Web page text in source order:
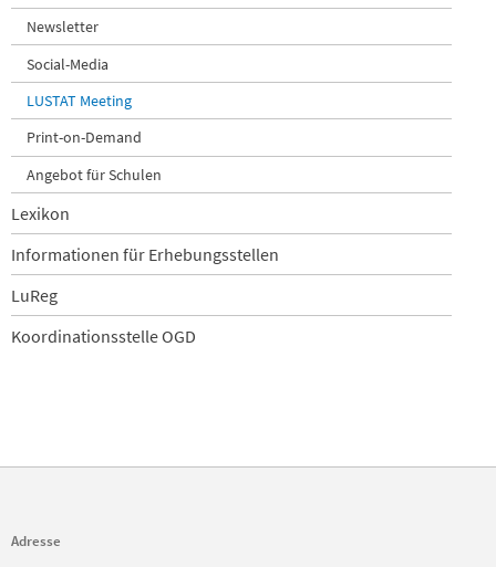
Newsletter
Social-Media
LUSTAT Meeting
Print-on-Demand
Angebot für Schulen
Lexikon
Informationen für Erhebungsstellen
LuReg
Koordinationsstelle OGD
Adresse